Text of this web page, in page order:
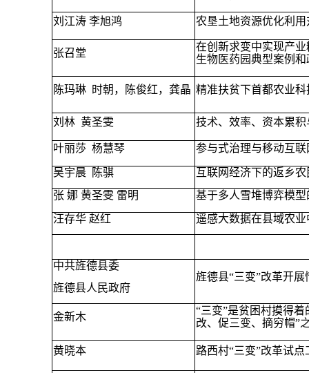
刘江涛 李旭鸿 农垦土地资源优化利
张召堂
在创新求变中实现产
生物医药园典型案例
陈玛琳 时朝，陈俊红，龚晶 精准扶贫下首都农业
刘林 黄圣雯 技术、效率、资本累
叶丽莎 杨慧琴 参与式治理与移动互
吴宇晨 陈骐
互联网经济下的返乡
张 娜 黄圣雯 雷明
基于多人雪堆博弈模
汪存华 赵红
遥感大数据在县域农业
中共旌德县委
旌德县人民政府
旌德县“三变”改革开展
金新木
“三变”是贫困村摸得
改、促三变、摘穷帽”
黄晓本 路西村“三变”改革试点